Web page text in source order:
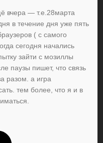
вчера — т.е.28марта
в течение дня уже пять
( с самого
сегодня начались
зайти с мозиллы
паузы пишет, что связь
разом. а игра
тем более, что я и в